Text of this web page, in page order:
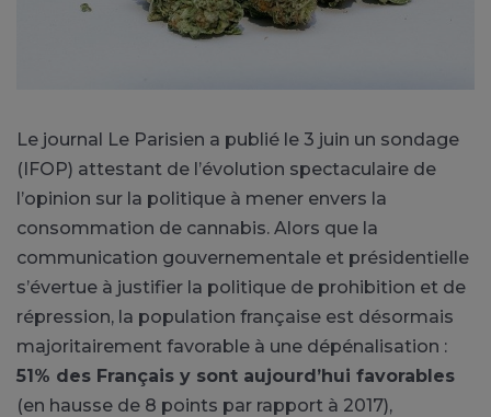
Le journal Le Parisien a publié le 3 juin un sondage
(IFOP) attestant de l’évolution spectaculaire de
l’opinion sur la politique à mener envers la
consommation de cannabis. Alors que la
communication gouvernementale et présidentielle
s’évertue à justifier la politique de prohibition et de
répression, la population française est désormais
majoritairement favorable à une dépénalisation :
51% des Français y sont aujourd’hui favorables
(en hausse de 8 points par rapport à 2017),